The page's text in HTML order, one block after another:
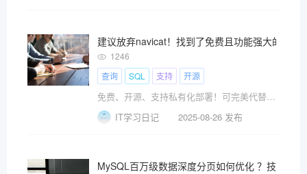
建议放弃navicat！找到了免费且功能强大的开源
1246
查询
SQL 支持 开源
免费、开源、支持私有化部署！可完美代替navicate等收费数据库软件
IT学习日记
2025-08-26 发布
MySQL百万级数据深度分页如何优化 ？技巧大